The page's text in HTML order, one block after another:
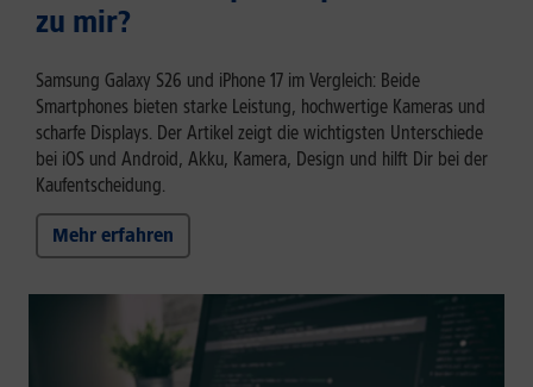
zu mir?
Samsung Galaxy S26 und iPhone 17 im Vergleich: Beide
Smartphones bieten starke Leistung, hochwertige Kameras und
scharfe Displays. Der Artikel zeigt die wichtigsten Unterschiede
bei iOS und Android, Akku, Kamera, Design und hilft Dir bei der
Kaufentscheidung.
Mehr erfahren